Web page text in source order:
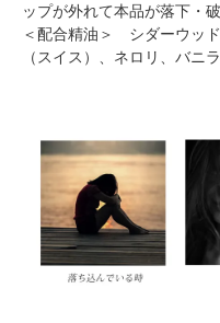
ップが外れて本品が落下・
＜配合精油＞ シダーウッ
（スイス）、ネロリ、バニ